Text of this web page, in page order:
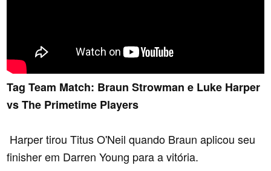
Tag Team Match: Braun Strowman e Luke Harper
vs The Primetime Players
Harper tirou Titus O'Neil quando Braun aplicou seu
finisher em Darren Young para a vitória.